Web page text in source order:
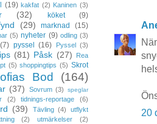
20
(19) kakfat (2) Kaninen (3)
(32) köket (9)
(29) marknad (15)
(5) nyheter (9) odling (3)
(7) pyssel (16) Pyssel (3)
(81) Påsk (27)
Rea
(5) shoppingtips (5) Skrot
Bod (164)
(37) Sovrum (3)
speglar
(2) tidnings-reportage (6)
(39) Tävling (4)
utflykt
(2) utmärkelser (2)